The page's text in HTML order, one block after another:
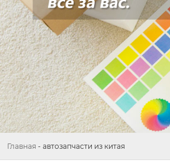
Главная - автозапчасти из китая